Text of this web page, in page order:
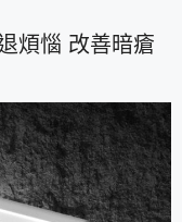
煩惱 改善暗瘡